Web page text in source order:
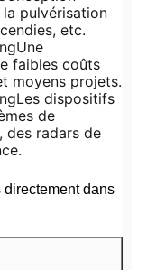
pulvérisation
etc.
Une
faibles coûts
moyens projets.
Les dispositifs
de
des radars de
dans